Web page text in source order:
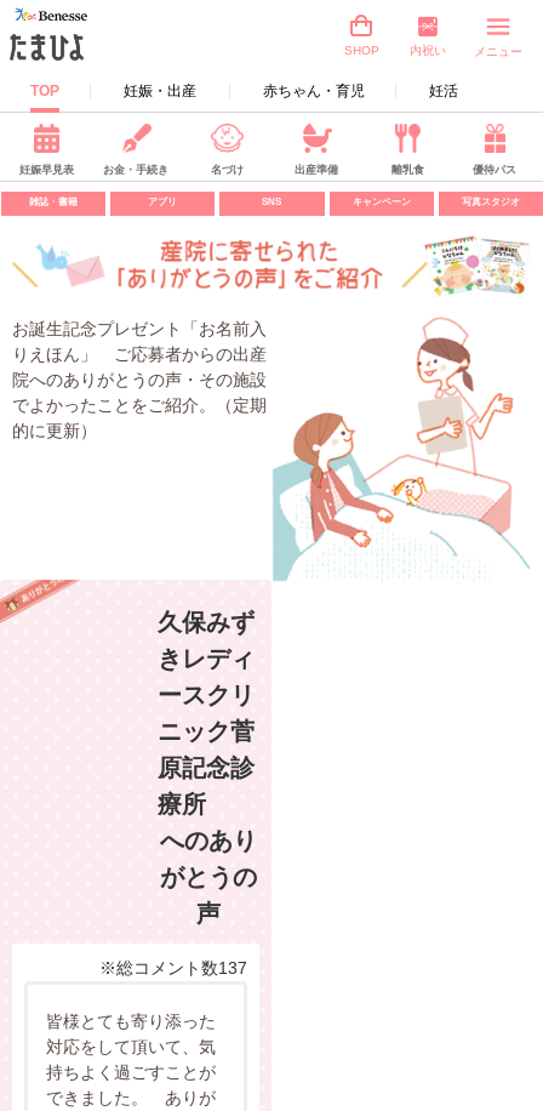
TOP 妊娠・出産 赤ちゃん・育児 妊活
SHOP 内祝い メニュー
妊娠早見表 お金・手続き 名づけ 出産準備 離乳食 優待パス
雑誌・書籍 アプリ SNS キャンペーン 写真スタジオ
お誕生記念プレゼント「お名前入
りえほん」 ご応募者からの出産
院へのありがとうの声・その施設
でよかったことをご紹介。（定期
的に更新）
久保みず
きレディ
ースクリ
ニック菅
原記念診
療所
へのあり
がとうの
声
※総コメント数137
皆様とても寄り添った
対応をして頂いて、気
持ちよく過ごすことが
できました。 ありが